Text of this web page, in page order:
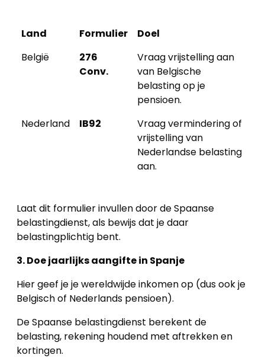
Land Formulier
Doel
België
276
Conv.
Vraag vrijstelling aan
van Belgische
belasting op je
pensioen.
Nederland
IB92
Vraag vermindering of
vrijstelling van
Nederlandse belasting
aan.
Laat dit formulier invullen door de Spaanse
belastingdienst, als bewijs dat je daar
belastingplichtig bent.
3. Doe jaarlijks aangifte in Spanje
Hier geef je je wereldwijde inkomen op (dus ook je
Belgisch of Nederlands pensioen).
De Spaanse belastingdienst berekent de
belasting, rekening houdend met aftrekken en
kortingen.